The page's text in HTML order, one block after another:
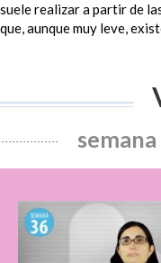
suele realizar a partir de
que, aunque muy leve,